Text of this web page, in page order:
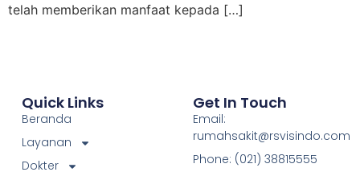
telah memberikan manfaat kepada […]
Quick Links
Beranda
Layanan
Dokter
Get In Touch
Email:
rumahsakit@rsvisindo.com
Phone: (021) 38815555